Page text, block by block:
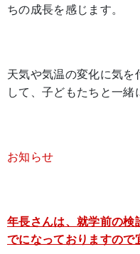
ちの成長を感じます。
天気や気温の変化に気を
して、子どもたちと一緒
お知らせ
年長さんは、就学前の検
でになっておりますので